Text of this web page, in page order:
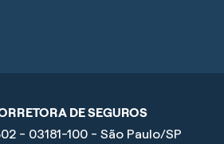
DE SEGUROS
- 03181-100 - São Paulo/SP